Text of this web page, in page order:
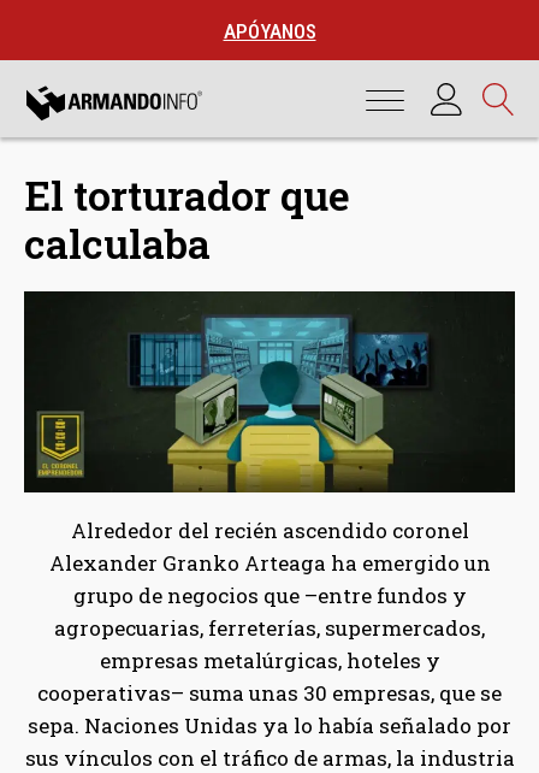
APÓYANOS
El torturador que
calculaba
Alrededor del recién ascendido coronel
Alexander Granko Arteaga ha emergido un
grupo de negocios que –entre fundos y
agropecuarias, ferreterías, supermercados,
empresas metalúrgicas, hoteles y
cooperativas– suma unas 30 empresas, que se
sepa. Naciones Unidas ya lo había señalado por
sus vínculos con el tráfico de armas, la industria